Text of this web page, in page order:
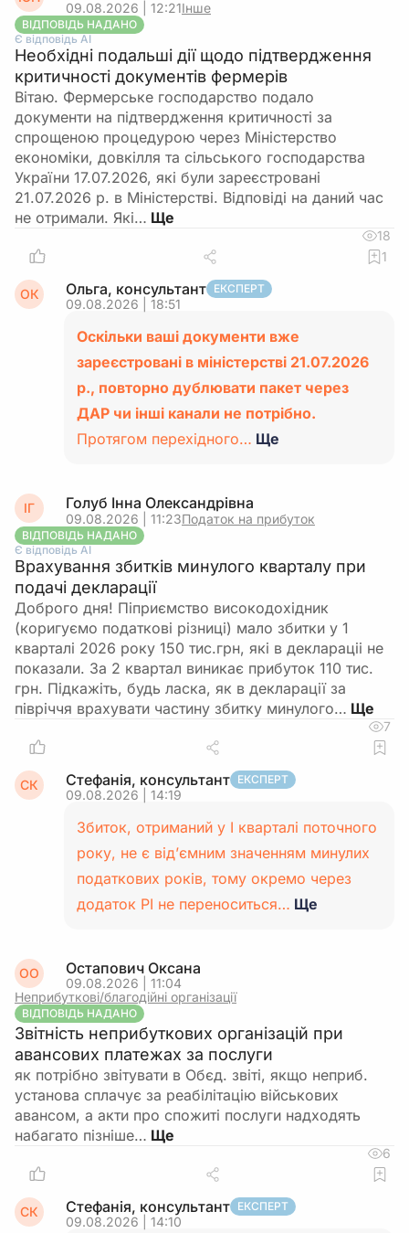
09.08.2026 | 12:21Інше
ВІДПОВІДЬ НАДАНО
Є відповідь АІ
Необхідні подальші дії щодо підтвердження
критичності документів фермерів
Вітаю. Фермерське господарство подало
документи на підтвердження критичності за
спрощеною процедурою через Міністерство
економіки, довкілля та сільського господарства
України 17.07.2026, які були зареєстровані
21.07.2026 р. в Міністерстві. Відповіді на даний час
не отримали. Які…
18
1
ОК Ольга, консультант ЕКСПЕРТ
09.08.2026 | 18:51
Оскільки ваші документи вже
зареєстровані в міністерстві 21.07.2026
р., повторно дублювати пакет через
ДАР чи інші канали не потрібно.
Протягом перехідного… Ще
ІГ Голуб Інна Олександрівна
09.08.2026 | 11:23Податок на прибуток
ВІДПОВІДЬ НАДАНО
Є відповідь АІ
Врахування збитків минулого кварталу при
подачі декларації
Доброго дня! Піприємство високодохідник
(коригуємо податкові різниці) мало збитки у 1
кварталі 2026 року 150 тис.грн, які в деклараціі не
показали. За 2 квартал виникає прибуток 110 тис.
грн. Підкажіть, будь ласка, як в декларації за
півріччя врахувати частину збитку минулого…
7
СК Стефанія, консультант ЕКСПЕРТ
09.08.2026 | 14:19
Збиток, отриманий у І кварталі поточного
року, не є від’ємним значенням минулих
податкових років, тому окремо через
додаток РІ не переноситься… Ще
ОО Остапович Оксана
09.08.2026 | 11:04
Неприбуткові/благодійні організації
ВІДПОВІДЬ НАДАНО
Звітність неприбуткових організацій при
авансових платежах за послуги
як потрібно звітувати в Обєд. звіті, якщо неприб.
установа сплачує за реабілітацію військових
авансом, а акти про спожиті послуги надходять
набагато пізніше…
6
СК Стефанія, консультант ЕКСПЕРТ
09.08.2026 | 14:10